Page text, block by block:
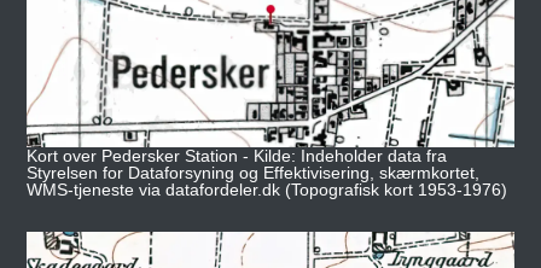
Kort over Pedersker Station - Kilde: Indeholder data fra
Styrelsen for Dataforsyning og Effektivisering, skærmkortet,
WMS-tjeneste via datafordeler.dk (Topografisk kort 1953-1976)